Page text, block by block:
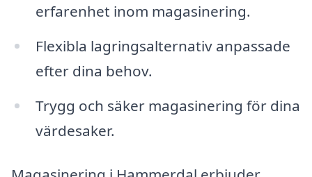
erfarenhet inom magasinering.
Flexibla lagringsalternativ anpassade
efter dina behov.
Trygg och säker magasinering för dina
värdesaker.